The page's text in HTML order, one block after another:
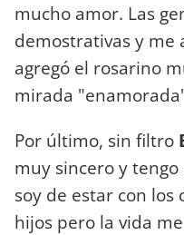
mucho amor. Las
demostrativas y me
agregó el rosarino
mirada
Por último, sin filtro
muy sincero y
soy de estar con los
hijos pero la vida